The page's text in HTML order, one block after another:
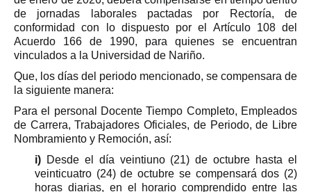
de jornadas laborales pactadas por Rectoría, de
conformidad con lo dispuesto por el Artículo 108 del
Acuerdo 166 de 1990, para quienes se encuentran
vinculados a la Universidad de Nariño.
Que, los días del periodo mencionado, se compensara de
la siguiente manera:
Para el personal Docente Tiempo Completo, Empleados
de Carrera, Trabajadores Oficiales, de Periodo, de Libre
Nombramiento y Remoción, así:
i) Desde el día veintiuno (21) de octubre hasta el
veinticuatro (24) de octubre se compensará dos (2)
horas diarias, en el horario comprendido entre las